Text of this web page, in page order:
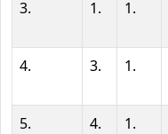
3.
1. 1.
4. 3. 1.
5. 4. 1.